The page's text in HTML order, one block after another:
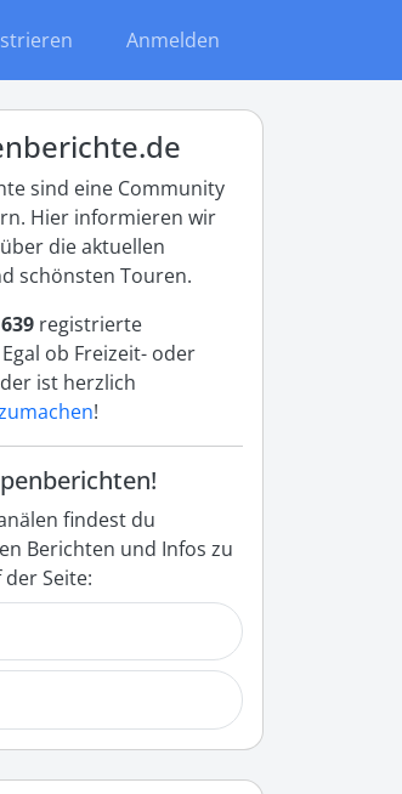
Anmelden
sind eine Community
Hier informieren wir
die aktuellen
schönsten Touren.
639 registrierte
ob Freizeit- oder
ist herzlich
!
findest du
Berichten und Infos zu
Seite: